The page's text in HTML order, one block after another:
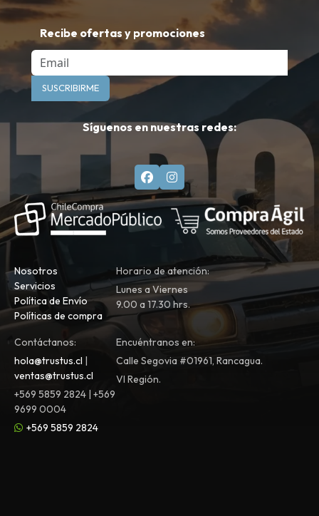
Recibe ofertas y promociones
Email
SUSCRIBIRME
Síguenos en nuestras redes:
Nosotros
Servicios
Política de Envío
Políticas de compra
Horario de atención:
Lunes a Viernes
9.00 a 17.30 hrs.
Contáctanos:
hola@trustus.cl |
ventas@trustus.cl
+569 5859 2824 | +569
9699 0004
+569 5859 2824
Encuéntranos en:
Calle Segovia #01961, Rancagua.
VI Región.